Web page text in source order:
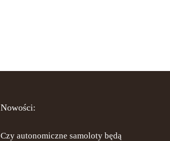
Nowości:
Czy autonomiczne samoloty będą